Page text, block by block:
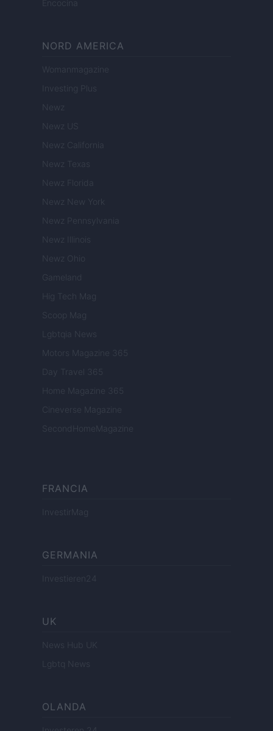
Encocina
NORD AMERICA
Womanmagazine
Investing Plus
Newz
Newz US
Newz California
Newz Texas
Newz Florida
Newz New York
Newz Pennsylvania
Newz Illinois
Newz Ohio
Gameland
Hig Tech Mag
Scoop Mag
Lgbtqia News
Motors Magazine 365
Day Travel 365
Home Magazine 365
Cineverse Magazine
SecondHomeMagazine
FRANCIA
InvestirMag
GERMANIA
Investieren24
UK
News Hub UK
Lgbtq News
OLANDA